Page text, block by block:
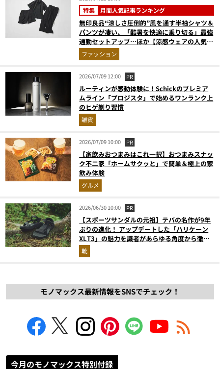
特集 月間人気記事ランキング
無印良品“涼しさ圧倒的”風を通す半袖シャツ＆
パンツが凄い、「酷暑を快適に乗り切る」最強
通勤セットアップ…ほか【涼感ウェアの人気記
事ランキングベスト3】（2026年6月版）
ファッション
2026/07/09 12:00 PR
ルーティンが感動体験に！Schickのプレミア
ムライン「プロジスタ」で始めるワンランク上
のヒゲ剃り習慣
雑貨
2026/07/09 10:00 PR
【家飲みおつまみはこれ一択】おつまみスナッ
ク不二家「ホームサクッと」で簡単＆極上の家
飲み体験
グルメ
2026/06/30 10:00 PR
【スポーツサンダルの元祖】テバの名作が9年
ぶりの進化！ アップデートした「ハリケーン
XLT3」の魅力を識者があらゆる角度から徹底
解説！
靴
モノマックス最新情報をSNSでチェック！
今月のモノマックス特別付録